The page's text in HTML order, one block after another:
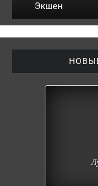
Экшен